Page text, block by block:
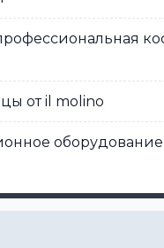
от il molino